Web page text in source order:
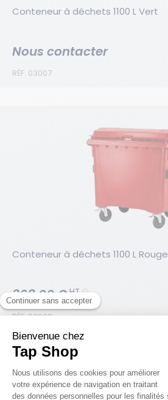
Conteneur à déchets 1100 L Vert
RÉF. 03007
Nous contacter
Conteneur à déchets 1100 L Rouge
RÉF. 03008
368,00 € HT